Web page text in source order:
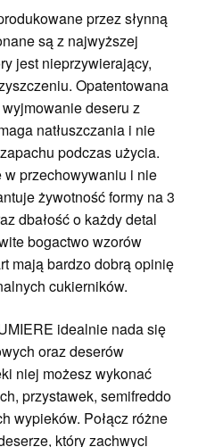
przez słynną
są z najwyższej
jest nieprzywierający,
Opatentowana
deseru z
natłuszczania i nie
podczas użycia.
w przechowywaniu i nie
żywotność formy na 3
dbałość o każdy detal
bogactwo wzorów
mają bardzo dobrą opinię
cukierników.
idealnie nada się
oraz deserów
niej możesz wykonać
przystawek, semifreddo
wypieków. Połącz różne
który zachwyci